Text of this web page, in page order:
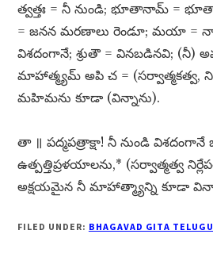
త్వత్తః = నీ నుండి; భూతానామ్​ =
= జనన మరణాలు రెండూ; మయా = నా
విశదంగానే; శ్రుతౌ = వినబడినవి;
మాహాత్మ్యమ్​ అపి చ = (సర్వాత్మకత్వ,
మహిమను కూడా (విన్నాను).
తా ॥ పద్మపత్రాక్షా! నీ నుండి
ఉత్పత్తిప్రళయాలను,* (సర్వాత్మత్వ
అక్షయమైన నీ మాహాత్మ్యాన్ని కూడా
FILED UNDER: BHAGAVAD GITA TELUGU